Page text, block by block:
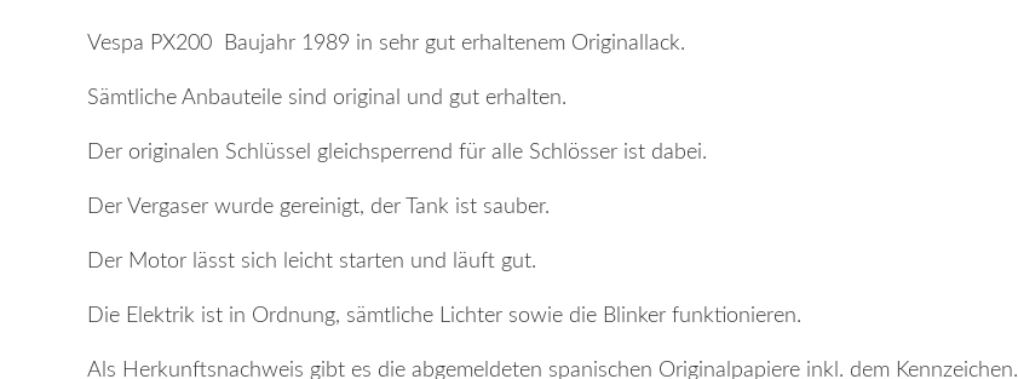
Vespa PX200 Baujahr 1989 in sehr gut erhaltenem Originallack.
Sämtliche Anbauteile sind original und gut erhalten.
Der originalen Schlüssel gleichsperrend für alle Schlösser ist dabei.
Der Vergaser wurde gereinigt, der Tank ist sauber.
Der Motor lässt sich leicht starten und läuft gut.
Die Elektrik ist in Ordnung, sämtliche Lichter sowie die Blinker funktionieren.
Als Herkunftsnachweis gibt es die abgemeldeten spanischen Originalpapiere inkl. dem Kennzeichen.